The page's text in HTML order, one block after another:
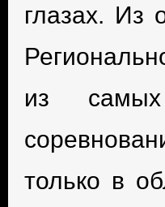
глазах. Из
из самых
только в